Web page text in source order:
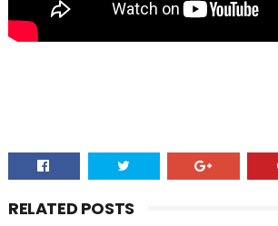
RELATED POSTS